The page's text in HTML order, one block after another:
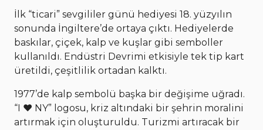
İlk “ticari” sevgililer günü hediyesi 18. yüzyılın
sonunda İngiltere’de ortaya çıktı. Hediyelerde
baskılar, çiçek, kalp ve kuşlar gibi semboller
kullanıldı. Endüstri Devrimi etkisiyle tek tip kart
üretildi, çeşitlilik ortadan kalktı.
1977’de kalp sembolü başka bir değişime uğradı.
“I ❤ NY” logosu, kriz altındaki bir şehrin moralini
artırmak için oluşturuldu. Turizmi artıracak bir